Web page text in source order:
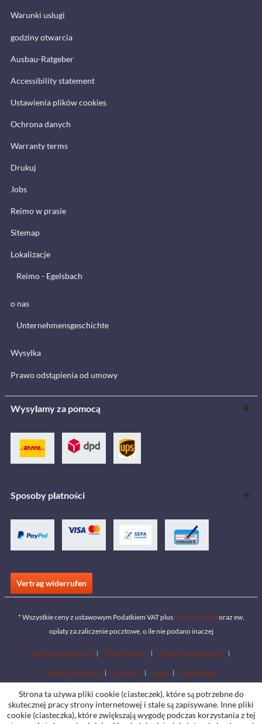
Warunki usługi
godziny otwarcia
Ausbau-Ratgeber
Accessibility statement
Ustawienia plików cookies
Ochrona danych
Warranty terms
Drukuj
Jobs
Reimo w prasie
Sitemap
Lokalizacje
Reimo - Egelsbach
o nas
Unternehmensgeschichte
Wysyłka
Prawo odstąpienia od umowy
Wysyłamy za pomocą
Sposoby płatności
Vertrag widerrufen
* Wszystkie ceny z ustawowym Podatkiem VAT plus koszty wysyłki oraz ew.
opłaty za zaliczenie pocztowe, o ile nie podano inaczej
Obszar pobierania Znajdź sklep Zostań sprzedawcą
Pobierz katalogi Contact Jobs Lokalizacje
Strona ta używa pliki cookie (ciasteczek), które są potrzebne do
skutecznej pracy strony internetowej i stale są zapisywane. Inne pliki
cookie (ciasteczka), które zwiększają wygodę podczas korzystania z tej